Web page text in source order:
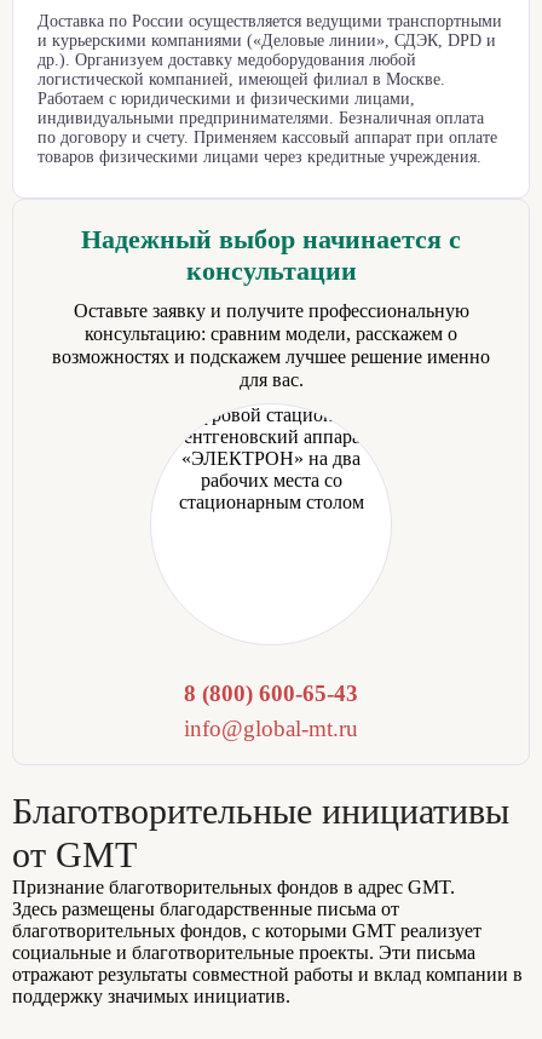
Доставка по России осуществляется ведущими транспортными
и курьерскими компаниями («Деловые линии», СДЭК, DPD и
др.). Организуем доставку медоборудования любой
логистической компанией, имеющей филиал в Москве.
Работаем с юридическими и физическими лицами,
индивидуальными предпринимателями. Безналичная оплата
по договору и счету. Применяем кассовый аппарат при оплате
товаров физическими лицами через кредитные учреждения.
Надежный выбор начинается с
консультации
Оставьте заявку и получите профессиональную
консультацию: сравним модели, расскажем о
возможностях и подскажем лучшее решение именно
для вас.
8 (800) 600-65-43
info@global-mt.ru
Благотворительные инициативы
от GMT
Признание благотворительных фондов в адрес GMT.
Здесь размещены благодарственные письма от
благотворительных фондов, с которыми GMT реализует
социальные и благотворительные проекты. Эти письма
отражают результаты совместной работы и вклад компании в
поддержку значимых инициатив.